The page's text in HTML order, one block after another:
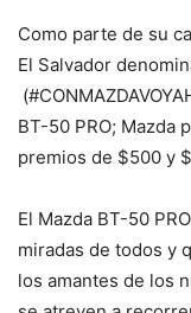
Como parte de su
El Salvador
BT-50 PRO; Mazda
premios de $500 y
El Mazda BT-50
miradas de todos y
los amantes de los